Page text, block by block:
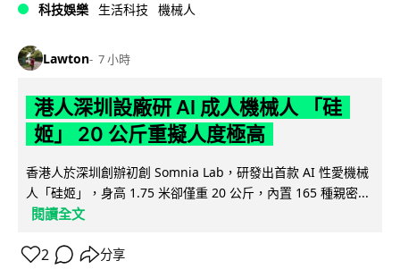
科技娛樂 生活科技 機械人
Lawton 7 小時
港人深圳設廠研 AI 成人機械人 「硅
姬」 20 公斤重擬人度極高
香港人於深圳創辦初創 Somnia Lab，研發出首款 AI 性愛機械
人「硅姬」，身高 1.75 米卻僅重 20 公斤，內置 165 種親密...
閱讀全文
2 分享